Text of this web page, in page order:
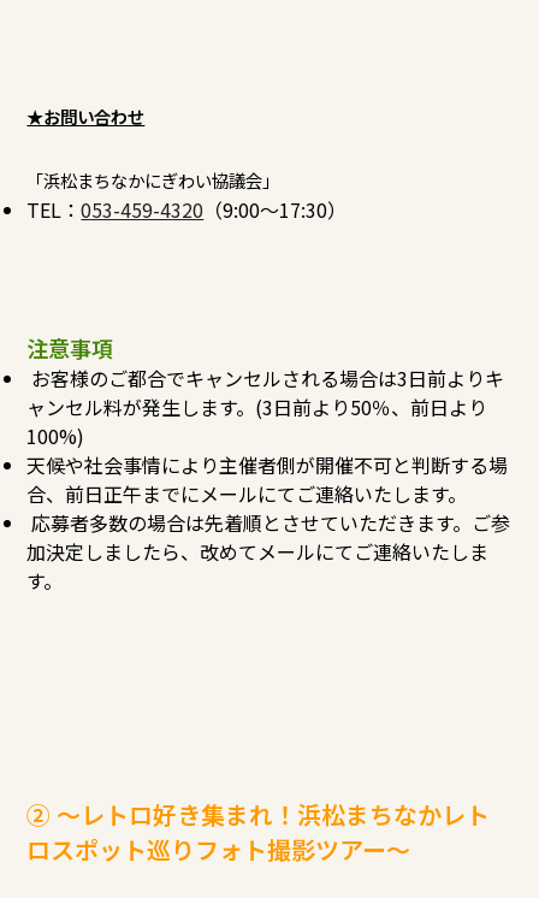
★お問い合わせ
「浜松まちなかにぎわい協議会」
TEL：053-459-4320 （9:00～17:30）
注意事項
お客様のご都合でキャンセルされる場合は3日前よりキ
ャンセル料が発生します。(3日前より50％、前日より
100%)
天候や社会事情により主催者側が開催不可と判断する場
合、前日正午までにメールにてご連絡いたします。
応募者多数の場合は先着順とさせていただきます。ご参
加決定しましたら、改めてメールにてご連絡いたしま
す。
② ～レトロ好き集まれ！浜松まちなかレト
ロスポット巡りフォト撮影ツアー～